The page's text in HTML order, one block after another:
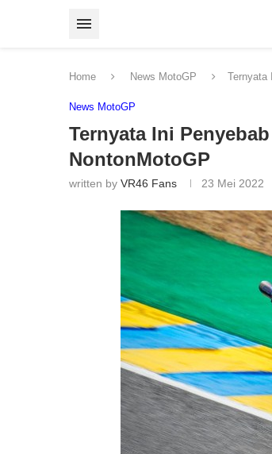
Home News MotoGP Ternyata
News MotoGP
Ternyata Ini
NontonMotoGP
written by VR46 Fans 23 Mei 2022